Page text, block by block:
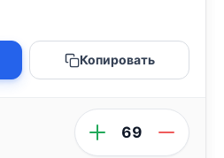
Копировать
69